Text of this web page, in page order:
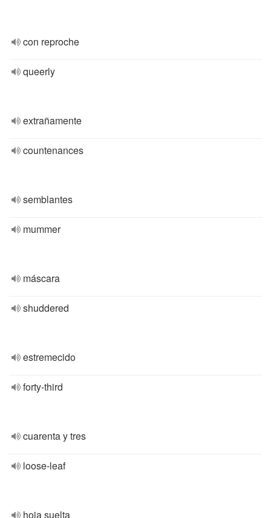
con reproche
queerly
extrañamente
countenances
semblantes
mummer
máscara
shuddered
estremecido
forty-third
cuarenta y tres
loose-leaf
hoja suelta